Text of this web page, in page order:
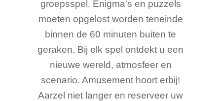
groepsspel. Enigma's en puzzels
moeten opgelost worden teneinde
binnen de 60 minuten buiten te
geraken. Bij elk spel ontdekt u een
nieuwe wereld, atmosfeer en
scenario. Amusement hoort erbij!
Aarzel niet langer en reserveer uw